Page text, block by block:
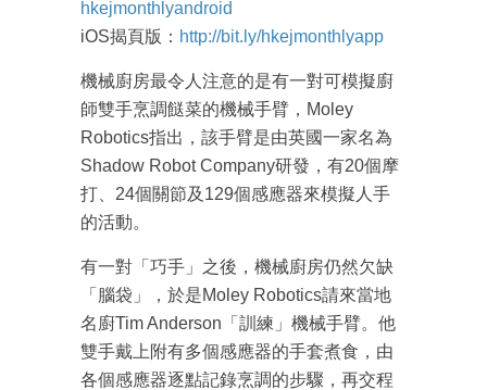
hkejmonthlyandroid
iOS揭頁版： http://bit.ly/hkejmonthlyapp
機械廚房最令人注意的是有一對可模擬廚
師雙手烹調餸菜的機械手臂，Moley
Robotics指出，該手臂是由英國一家名為
Shadow Robot Company研發，有20個摩
打、24個關節及129個感應器來模擬人手
的活動。
有一對「巧手」之後，機械廚房仍然欠缺
「腦袋」，於是Moley Robotics請來當地
名廚Tim Anderson「訓練」機械手臂。他
雙手戴上附有多個感應器的手套煮食，由
各個感應器逐點記錄烹調的步驟，再交程